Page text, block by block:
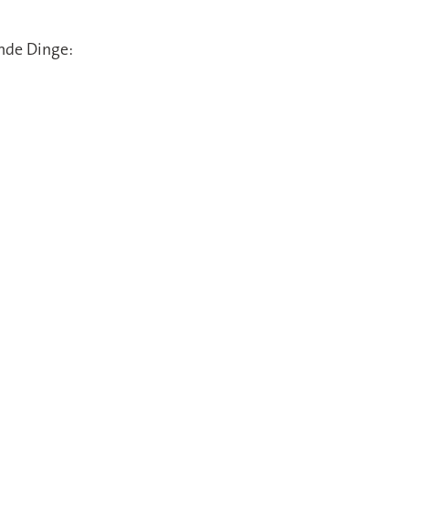
Dinge: